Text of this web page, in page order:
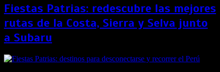
Fiestas Patrias: redescubre las mejores
rutas de la Costa, Sierra y Selva junto
a Subaru